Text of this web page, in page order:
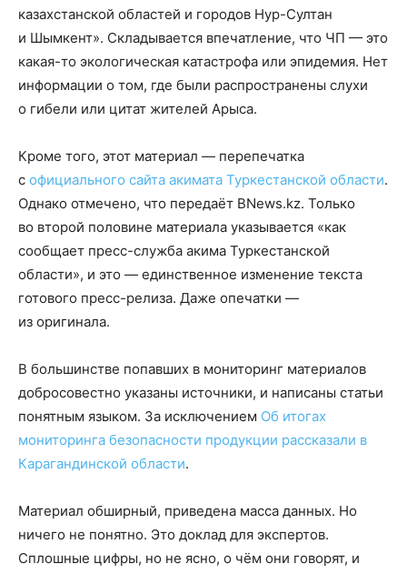
казахстанской областей и городов Нур-Султан
и Шымкент». Складывается впечатление, что ЧП — это
какая-то экологическая катастрофа или эпидемия. Нет
информации о том, где были распространены слухи
о гибели или цитат жителей Арыса.
Кроме того, этот материал — перепечатка
с официального сайта акимата Туркестанской области.
Однако отмечено, что передаёт BNews.kz. Только
во второй половине материала указывается «как
сообщает пресс-служба акима Туркестанской
области», и это — единственное изменение текста
готового пресс-релиза. Даже опечатки —
из оригинала.
В большинстве попавших в мониторинг материалов
добросовестно указаны источники, и написаны статьи
понятным языком. За исключением Об итогах
мониторинга безопасности продукции рассказали в
Карагандинской области.
Материал обширный, приведена масса данных. Но
ничего не понятно. Это доклад для экспертов.
Сплошные цифры, но не ясно, о чём они говорят, и